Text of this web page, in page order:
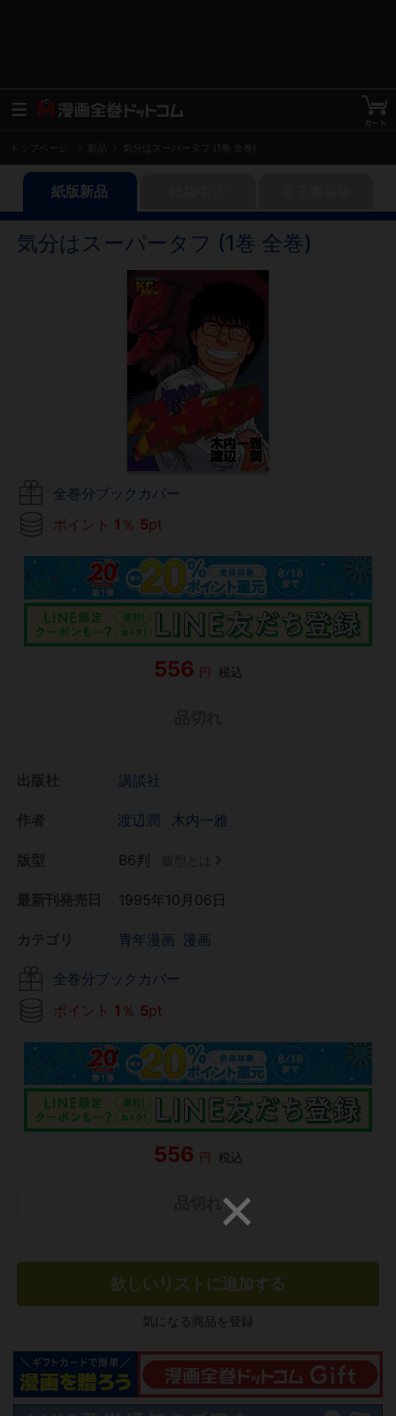
トップページ 気分はスーパータフ (1巻 全巻)
紙版新品
気分はスーパータフ (1巻 全巻)
全巻分ブックカバー
ポイント 1 ％ 5pt
556 円 税込
講談社
渡辺潤 木内一雅
B6判
1995年10月06日
青年漫画 漫画
全巻分ブックカバー
ポイント 1 ％ 5pt
556 円 税込
欲しいリストに追加する
気になる商品を登録